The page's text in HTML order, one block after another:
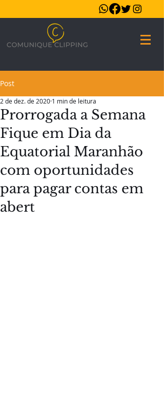
Post
Prorrogada a Semana
Fique em Dia da
Equatorial Maranhão
com oportunidades
para pagar contas em
abert
2 de dez. de 2020 1 min de leitura